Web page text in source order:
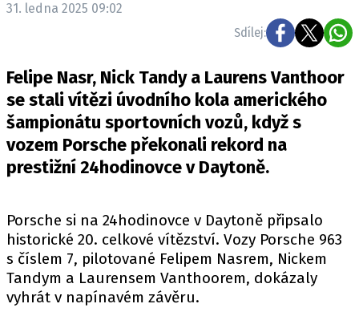
TESTY ELEKTROMOBILŮ
TRH S ELEKTROMOBILY
RALLY
OSTATNÍ
TISKOVKY
ROZHOVORY
ZE SVĚTA
MOTORSPORT
PIT LANE
31. ledna 2025 09:02
Sdílej:
Felipe Nasr, Nick Tandy a Laurens Vanthoor
se stali vítězi úvodního kola amerického
šampionátu sportovních vozů, když s
vozem Porsche překonali rekord na
prestižní 24hodinovce v Daytoně.
Porsche si na 24hodinovce v Daytoně připsalo
historické 20. celkové vítězství. Vozy Porsche 963
s číslem 7, pilotované Felipem Nasrem, Nickem
Tandym a Laurensem Vanthoorem, dokázaly
vyhrát v napínavém závěru.